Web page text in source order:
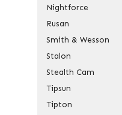
Nightforce
Rusan
Smith & Wesson
Stalon
Stealth Cam
Tipsun
Tipton